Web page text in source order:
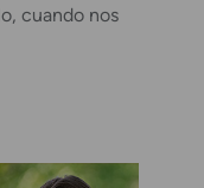
cuando nos